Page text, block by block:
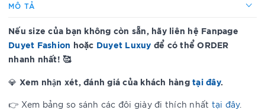
MÔ TẢ
Nếu size của bạn không còn sẵn, hãy liên hệ Fanpage
Duyet Fashion hoặc Duyet Luxuy để có thể ORDER
nhanh nhất! 🥰
💎 Xem nhận xét, đánh giá của khách hàng tại đây.
👉 Xem bảng so sánh các đôi giày đi thích nhất tại đây.